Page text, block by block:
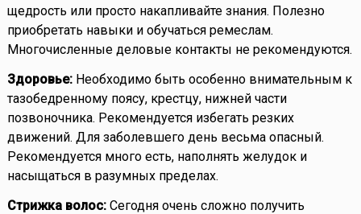
щедрость или просто накапливайте знания. Полезно
приобретать навыки и обучаться ремеслам.
Многочисленные деловые контакты не рекомендуются.
Здоровье:Необходимо быть особенно внимательным к
тазобедренному поясу, крестцу, нижней части
позвоночника. Рекомендуется избегать резких
движений. Для заболевшего день весьма опасный.
Рекомендуется много есть, наполнять желудок и
насыщаться в разумных пределах.
Стрижка волос:Сегодня очень сложно получить